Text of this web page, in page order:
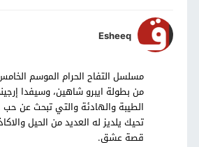
Esheeq
من بطولة ايبرو شاهين، وسيفدا
الطيبة والهادئة والتي تبحث عن حب
قصة عشق.